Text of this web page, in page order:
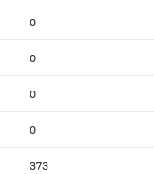
0
0
0
0
373